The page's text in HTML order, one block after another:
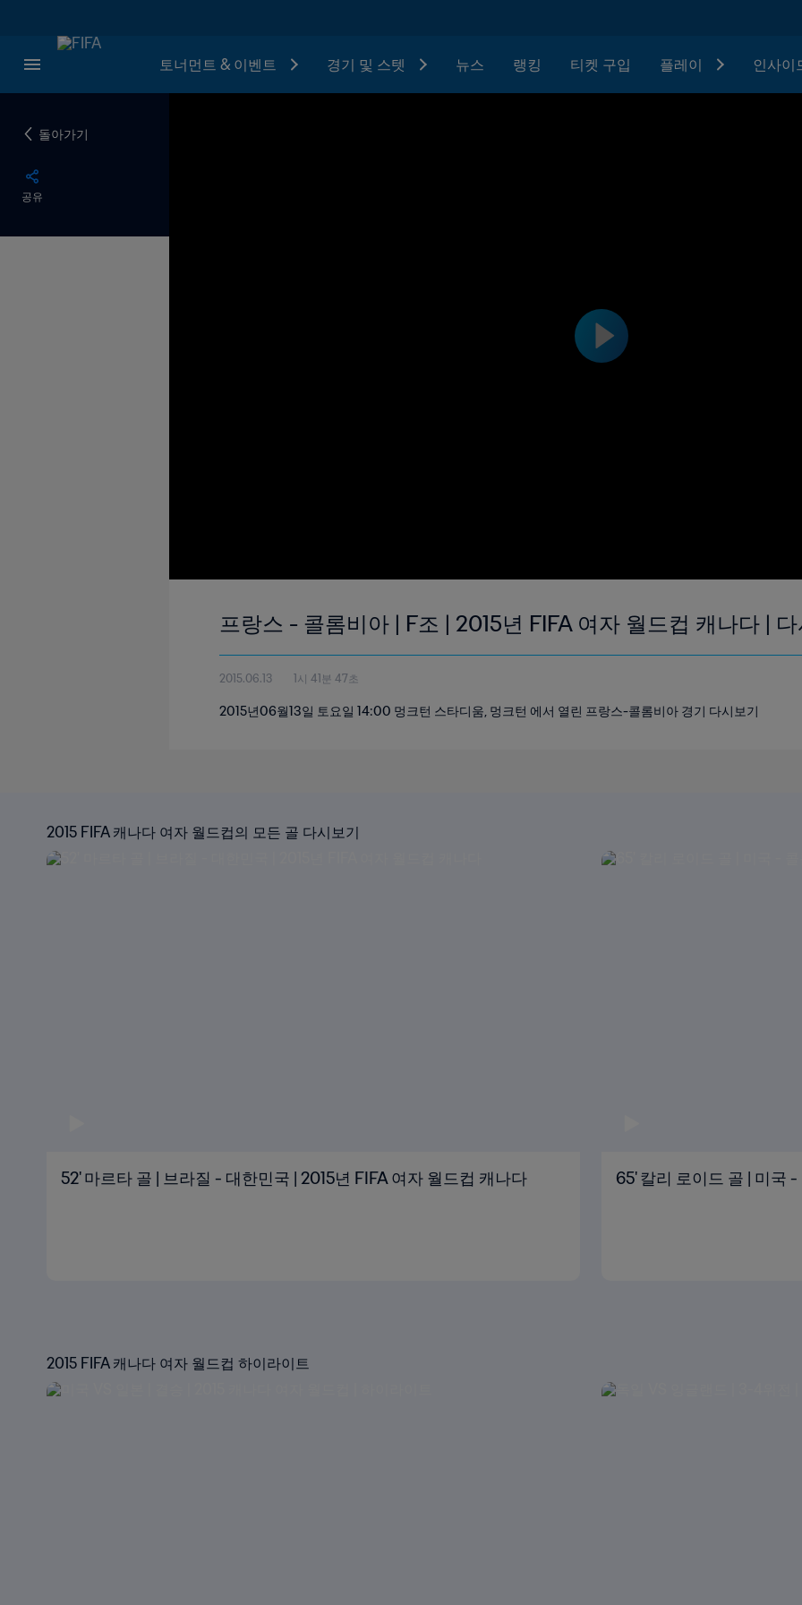
토너먼트 & 이벤트 경기 및 스텟 뉴스 랭킹 티켓 구입 플레이 인사이
돌아가기
공유
프랑스 - 콜롬비아 | F조 | 2015년 FIFA 여자 월드컵 캐나다 |
2015.06.13 1시 41분 47초
2015년06월13일 토요일 14:00 멍크턴 스타디움, 멍크턴 에서 열린 프랑스-콜롬비아 경기 다시보기
2015 FIFA 캐나다 여자 월드컵의 모든 골 다시보기
52' 마르타 골 | 브라질 - 대한민국 | 2015년 FIFA 여자 월드컵 캐나다 65' 칼리 로이드 골 | 미국
2015 FIFA 캐나다 여자 월드컵 하이라이트